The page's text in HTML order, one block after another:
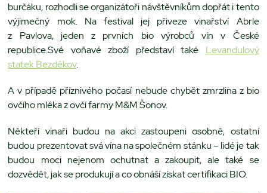
burčáku, rozhodli se organizátoři návštěvníkům dopřát i tento
výjimečný mok. Na festival jej přiveze vinařství Abrle
z Pavlova, jeden z prvních bio výrobců vín v České
republice.Své voňavé zboží představí také Levandulový
statek Bezděkov.
A v případě příznivého počasí nebude chybět zmrzlina z bio
ovčího mléka z ovčí farmy M&M Šonov.
Někteří vinaři budou na akci zastoupeni osobně, ostatní
budou prezentovat svá vína na společném stánku – lidé je tak
budou moci nejenom ochutnat a zakoupit, ale také se
dozvědět, jak se produkují a co obnáší získat certifikaci BIO.